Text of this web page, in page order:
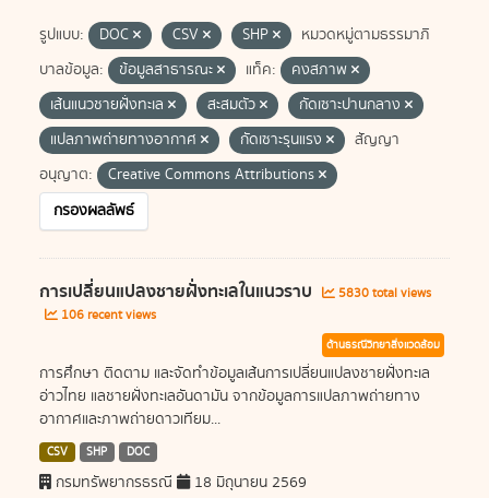
รูปแบบ: DOC CSV SHP
หมวดหมู่ตามธรรมาภิ
บาลข้อมูล:
ข้อมูลสาธารณะ แท็ค:
คงสภาพ
เส้นแนวชายฝั่งทะเล
สะสมตัว
กัดเซาะปานกลาง
แปลภาพถ่ายทางอากาศ
กัดเซาะรุนแรง
สัญญา
อนุญาต:
Creative Commons Attributions
กรองผลลัพธ์
การเปลี่ยนแปลงชายฝั่งทะเลในแนวราบ
5830 total views
106 recent views
ด้านธรณีวิทยาสิ่งแวดล้อม
การศึกษา ติดตาม และจัดทำข้อมูลเส้นการเปลี่ยนแปลงชายฝั่งทะเล
อ่าวไทย แลชายฝั่งทะเลอันดามัน จากข้อมูลการแปลภาพถ่ายทาง
อากาศและภาพถ่ายดาวเทียม...
CSV SHP DOC
กรมทรัพยากรธรณี 18 มิถุนายน 2569